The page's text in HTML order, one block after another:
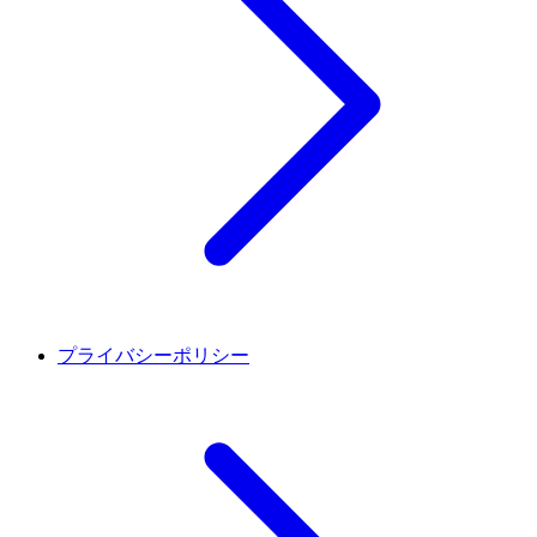
プライバシーポリシー